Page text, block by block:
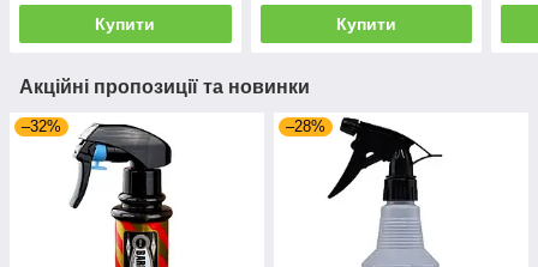
Купити Купити
Акційні пропозиції та новинки
–32% –28%